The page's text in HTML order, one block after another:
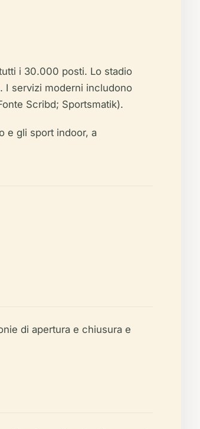
i 30.000 posti. Lo stadio
I servizi moderni includono
Scribd; Sportsmatik).
e gli sport indoor, a
di apertura e chiusura e